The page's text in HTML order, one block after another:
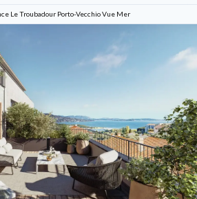
Le Troubadour Porto-Vecchio Vue Mer